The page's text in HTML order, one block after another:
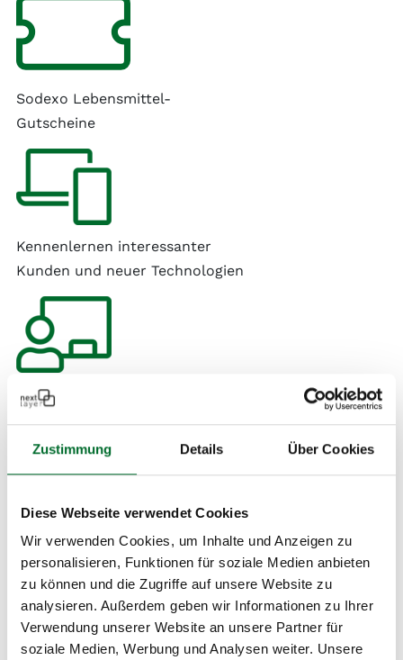
Zustimmung Details Über Cookies
Diese Webseite verwendet Cookies
Wir verwenden Cookies, um Inhalte und Anzeigen zu
personalisieren, Funktionen für soziale Medien anbieten
zu können und die Zugriffe auf unsere Website zu
analysieren. Außerdem geben wir Informationen zu Ihrer
Verwendung unserer Website an unsere Partner für
soziale Medien, Werbung und Analysen weiter. Unsere
Sodexo Lebensmittel-
Gutscheine
Kennenlernen interessanter
Kunden und neuer Technologien
Zusätzliche Urlaubswoche
renovierter Altbau (klimatisiert),
beste öffentliche Erreichbarkeit